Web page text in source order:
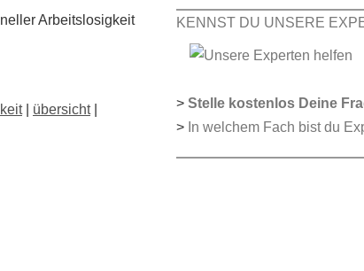
Arbeitslosigkeit
| übersicht|
KENNST DU UNSERE
> Stelle kostenlos Deine
> In welchem Fach bist du